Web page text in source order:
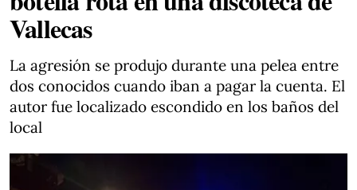
Vallecas
La agresión se produjo durante una pelea entre
dos conocidos cuando iban a pagar la cuenta. El
autor fue localizado escondido en los baños del
local